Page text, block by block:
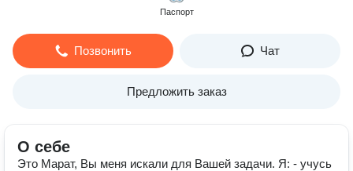
Паспорт
Позвонить Чат
Предложить заказ
О себе
Это Марат, Вы меня искали для Вашей задачи. Я: - учусь